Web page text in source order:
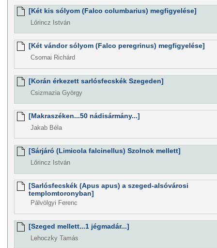
[Két kis sólyom (Falco columbarius) megfigyelése]
Lőrincz István
[Két vándor sólyom (Falco peregrinus) megfigyelése]
Csornai Richárd
[Korán érkezett sarlósfecskék Szegeden]
Csizmazia György
[Makraszéken...50 nádisármány...]
Jakab Béla
[Sárjáró (Limicola falcinellus) Szolnok mellett]
Lőrincz István
[Sarlósfecskék (Apus apus) a szeged-alsóvárosi
templomtoronyban]
Pálvölgyi Ferenc
[Szeged mellett...1 jégmadár...]
Lehoczky Tamás